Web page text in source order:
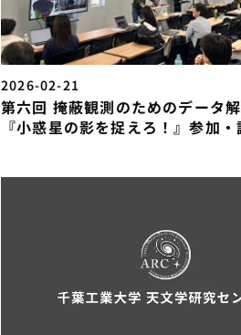
2026-02-21
第六回 掩蔽観測のためのデータ
『小惑星の影を捉えろ！』参加・